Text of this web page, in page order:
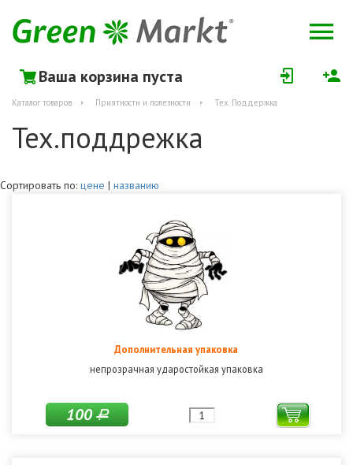
Ваша корзина пуста
Каталог товаров Приятности и полезности Тех. Поддержка
Тех.поддрежка
Сортировать по: цене | названию
Дополнительная упаковка
непрозрачная ударостойкая упаковка
100Р